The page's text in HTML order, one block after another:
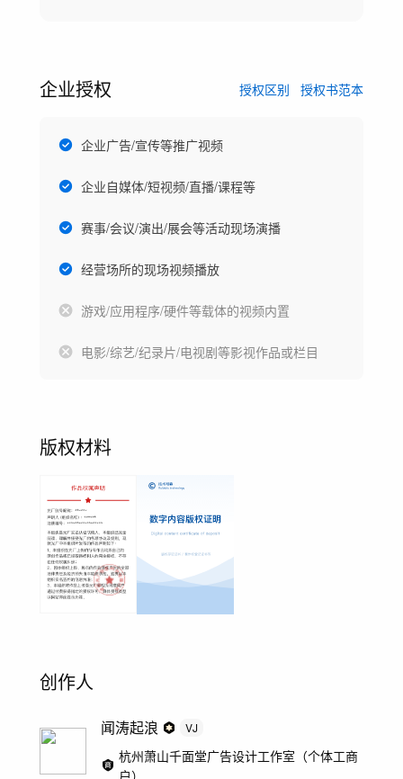
企业授权 授权区别 授权书范本
企业广告/宣传等推广视频
企业自媒体/短视频/直播/课程等
赛事/会议/演出/展会等活动现场演播
经营场所的现场视频播放
游戏/应用程序/硬件等载体的视频内置
电影/综艺/纪录片/电视剧等影视作品或栏目
版权材料
创作人
闻涛起浪 VJ
杭州萧山千面堂广告设计工作室（个体工商
户）